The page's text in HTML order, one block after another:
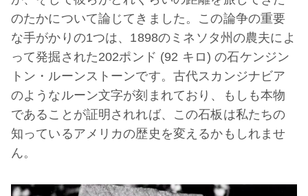
のたかについて論じてきました。この論争の重要
な手がかりの1つは、1898のミネソタ州の農夫によ
って発掘された202ポンド (92 キロ) の石ケンジン
トン・ルーンストーンです。古代スカンジナビア
のようなルーン文字が刻まれており、もしも本物
であることが証明されれば、この石板は私たちの
知っているアメリカの歴史を変えるかもしれませ
ん。